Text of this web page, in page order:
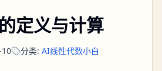
定义与计算
分类: AI线性代数小白